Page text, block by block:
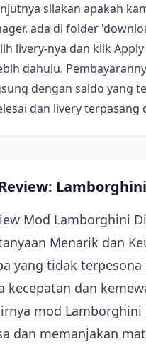
silakan apakah
ada di folder
livery-nya dan klik
dahulu.
dengan saldo yang
dan livery terpasang
Mod Lamborghini
Menarik dan
yang tidak
kecepatan dan
mod Lamborghini
dan memanjakan